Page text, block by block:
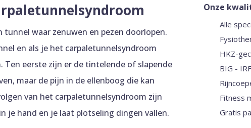
tunnel waar zenuwen en pezen doorlopen.
en als je het carpaletunnelsyndroom
Ten eerste zijn er de tintelende of slapende
maar de pijn in de ellenboog die kan
van het carpaletunnelsyndroom zijn
je hand en je laat plotseling dingen vallen.
Onze
Alle
HKZ-
BIG -
Fitness
Gratis